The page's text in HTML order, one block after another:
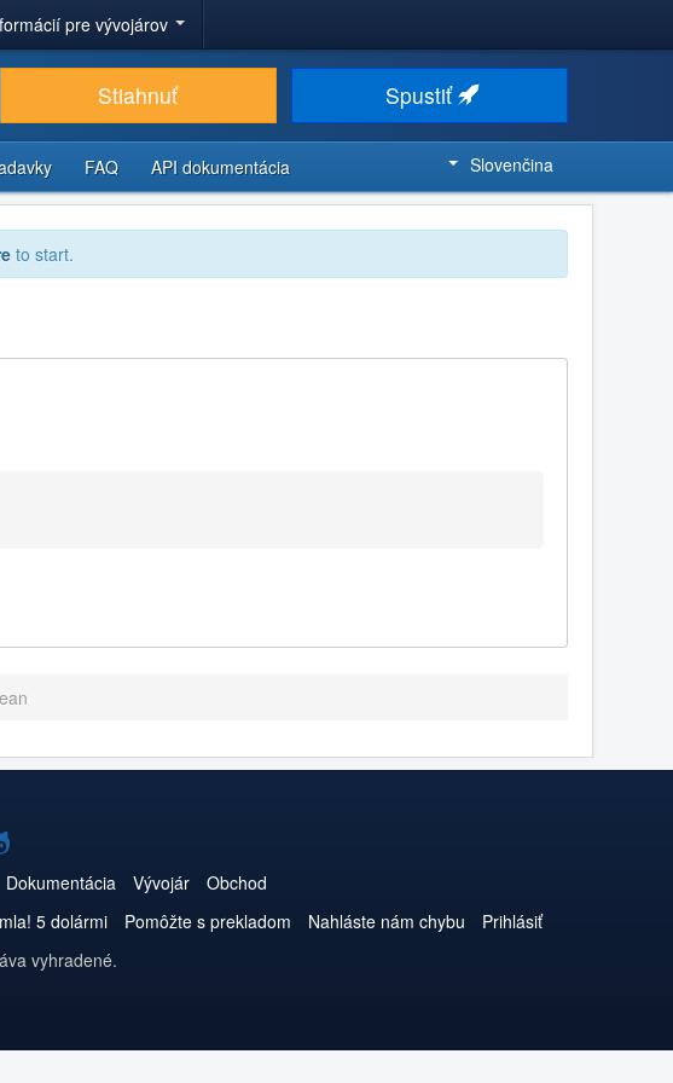
pre vývojárov
Stiahnuť Spustiť
FAQ API dokumentácia Slovenčina
to start.
Joomla!
na
GitHub
Dokumentácia Vývojár
Obchod
5 dolármi Pomôžte s prekladom Nahláste nám chybu
Prihlásiť
vyhradené.